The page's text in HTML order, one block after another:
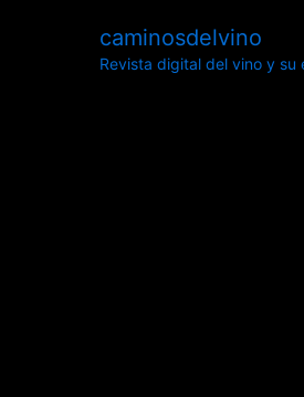
caminosdelvino
Revista digital del vino y su